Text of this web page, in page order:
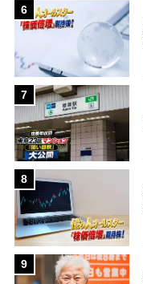
6
7
8
9